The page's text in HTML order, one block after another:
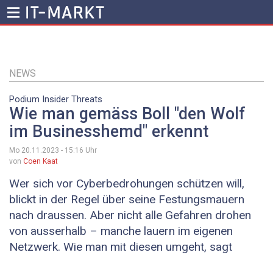
Inhalt
NEWS
Podium Insider Threats
Wie man gemäss Boll "den Wolf
im Businesshemd" erkennt
Mo 20.11.2023 - 15:16 Uhr
von Coen Kaat
Wer sich vor Cyberbedrohungen schützen will,
blickt in der Regel über seine Festungsmauern
nach draussen. Aber nicht alle ­Gefahren ­drohen
von ausserhalb – manche lauern im eigenen
Netzwerk. Wie man mit diesen umgeht, sagt